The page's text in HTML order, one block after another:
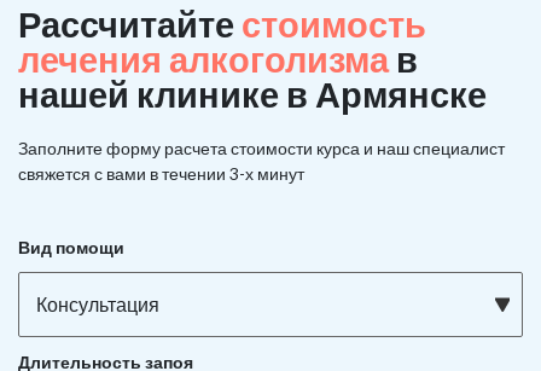
Рассчитайте стоимость
лечения алкоголизма в
нашей клинике в Армянске
Заполните форму расчета стоимости курса и наш специалист
свяжется с вами в течении 3-х минут
Вид помощи
Консультация
Длительность запоя